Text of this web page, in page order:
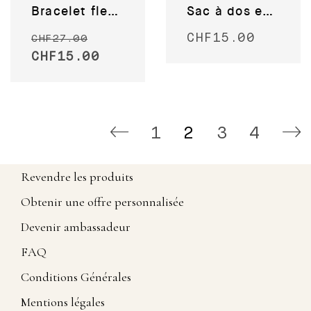
Bracelet fleurs en bois
CHF27.00
CHF 15.00
Sac à dos en coton recyclé
CHF 15.00
1 2 3 4
Revendre les produits
Obtenir une offre personnalisée
Devenir ambassadeur
FAQ
Conditions Générales
Mentions légales